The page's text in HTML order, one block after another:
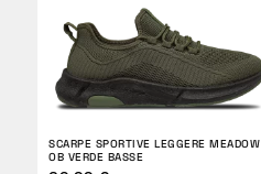
SCARPE SPORTIVE LEGGERE MEADOW
OB VERDE BASSE